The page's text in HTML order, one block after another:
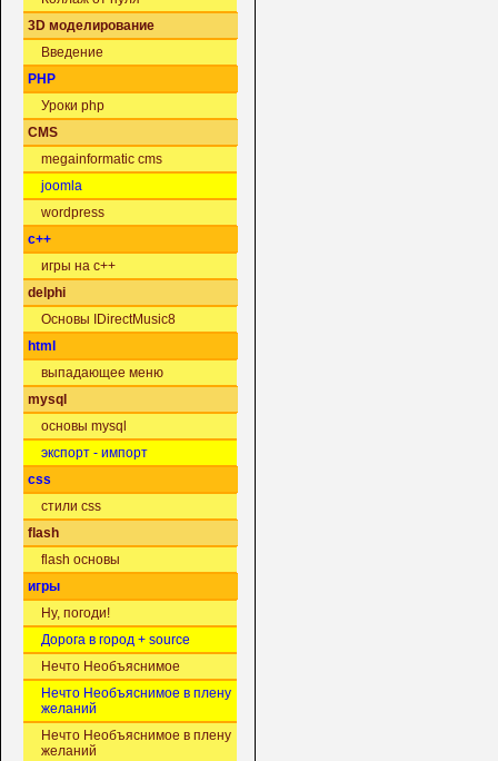
3D моделирование
Введение
PHP
Уроки php
CMS
megainformatic cms
joomla
wordpress
c++
игры на c++
delphi
Основы IDirectMusic8
html
выпадающее меню
mysql
основы mysql
экспорт - импорт
css
стили css
flash
flash основы
игры
Ну, погоди!
Дорога в город + source
Нечто Необъяснимое
Нечто Необъяснимое в плену
желаний
Нечто Необъяснимое в плену
желаний